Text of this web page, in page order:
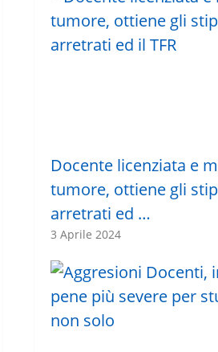
Docente licenziata e
tumore, ottiene gli
arretrati ed …
3 Aprile 2024